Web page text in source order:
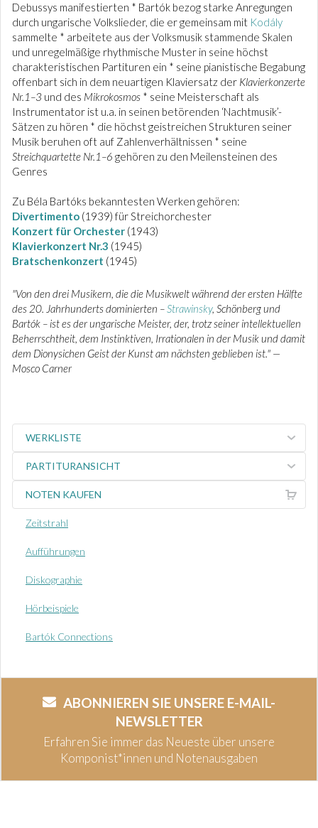
Debussys manifestierten * Bartók bezog starke Anregungen
durch ungarische Volkslieder, die er gemeinsam mit Kodály
sammelte * arbeitete aus der Volksmusik stammende Skalen
und unregelmäßige rhythmische Muster in seine höchst
charakteristischen Partituren ein * seine pianistische Begabung
offenbart sich in dem neuartigen Klaviersatz der Klavierkonzerte
Nr.1–3 und des Mikrokosmos * seine Meisterschaft als
Instrumentator ist u.a. in seinen betörenden ‘Nachtmusik’-
Sätzen zu hören * die höchst geistreichen Strukturen seiner
Musik beruhen oft auf Zahlenverhältnissen * seine
Streichquartette Nr.1–6 gehören zu den Meilensteinen des
Genres
Zu Béla Bartóks bekanntesten Werken gehören:
Divertimento (1939) für Streichorchester
Konzert für Orchester (1943)
Klavierkonzert Nr.3 (1945)
Bratschenkonzert (1945)
"Von den drei Musikern, die die Musikwelt während der ersten Hälfte
des 20. Jahrhunderts dominierten –Strawinsky, Schönberg und
Bartók – ist es der ungarische Meister, der, trotz seiner intellektuellen
Beherrschtheit, dem Instinktiven, Irrationalen in der Musik und damit
dem Dionysichen Geist der Kunst am nächsten geblieben ist." —
Mosco Carner
WERKLISTE
PARTITURANSICHT
NOTEN KAUFEN
Zeitstrahl
Aufführungen
Diskographie
Hörbeispiele
Bartók Connections
ABONNIEREN SIE UNSERE E-MAIL-
NEWSLETTER
Erfahren Sie immer das Neueste über unsere
Komponist*innen und Notenausgaben